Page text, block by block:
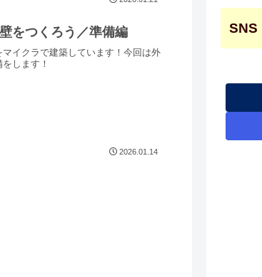
つくろう／準備編
イクラで建築しています！今回は外
します！
2026.01.14
SNS